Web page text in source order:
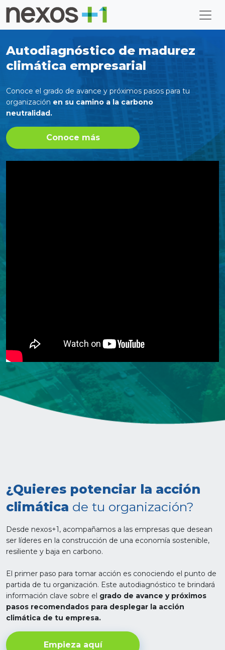
Autodiagnóstico de madurez
climática empresarial
Conoce el grado de avance y próximos pasos para tu
organización en su camino a la carbono
neutralidad.
Conoce más
¿Quieres potenciar la acción
climática de tu organización?
Desde nexos+1, acompañamos a las empresas que desean
ser líderes en la construcción de una economía sostenible,
resiliente y baja en carbono.
El primer paso para tomar acción es conociendo el punto de
partida de tu organización. Este autodiagnóstico te brindará
información clave sobre el grado de avance y próximos
pasos recomendados para desplegar la acción
climática de tu empresa.
Empieza aquí